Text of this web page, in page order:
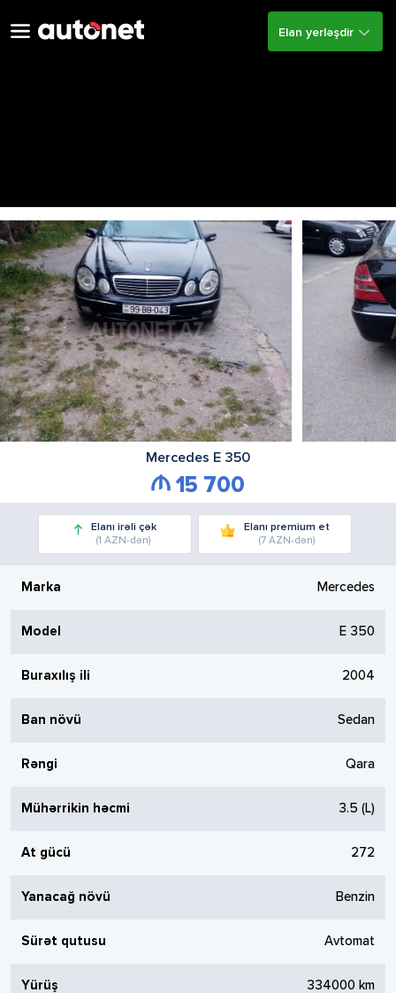
Elan yerləşdir
Mercedes E 350
15 700
Elanı irəli çək
(1 AZN-dən)
Elanı premium et
(7 AZN-dən)
Marka Mercedes
Model E 350
Buraxılış ili 2004
Ban növü Sedan
Rəngi Qara
Mühərrikin həcmi 3.5 (L)
At gücü 272
Yanacağ növü Benzin
Sürət qutusu Avtomat
Yürüş 334000 km